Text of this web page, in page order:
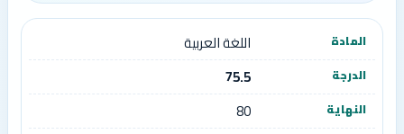
اللغة العربية
75.5
80